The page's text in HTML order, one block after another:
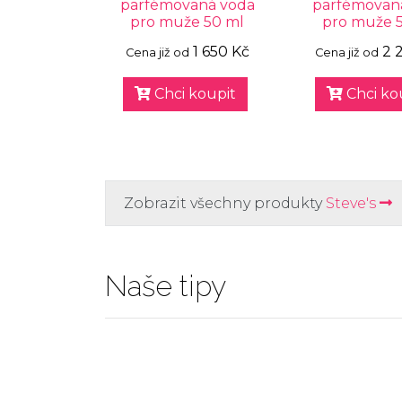
parfémovaná voda
pro muže 50 ml
Cena již od 1 650 Kč
Chci koupit
pro muže
Cena již od 2
Chci
Zobrazit všechny produkty Steve's
Naše tipy